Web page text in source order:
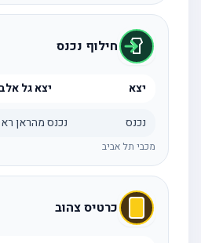
חילוף נכנס
יצא יצא גל אלברמן (6)יצא
נכנס נכנס מהראן ראדי (9)נכנס עדן בן
מכבי תל אביב
כרטיס צהוב